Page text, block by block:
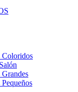
Coloridos